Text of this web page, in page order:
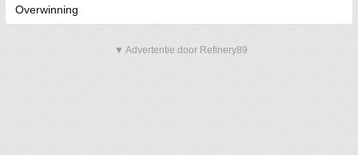
Overwinning
▼ Advertentie door Refinery89